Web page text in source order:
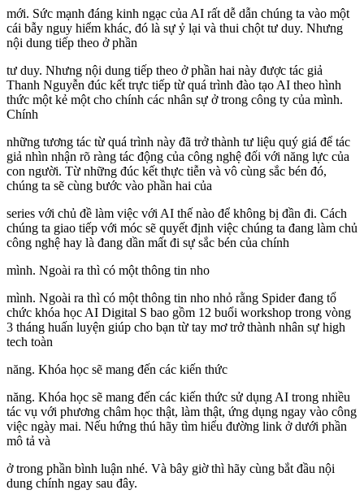
mới. Sức mạnh đáng kinh ngạc của AI rất dễ dẫn chúng ta vào một
cái bẫy nguy hiểm khác, đó là sự ỷ lại và thui chột tư duy. Nhưng
nội dung tiếp theo ở phần
tư duy. Nhưng nội dung tiếp theo ở phần hai này được tác giả
Thanh Nguyễn đúc kết trực tiếp từ quá trình đào tạo AI theo hình
thức một kẻ một cho chính các nhân sự ở trong công ty của mình.
Chính
những tương tác từ quá trình này đã trở thành tư liệu quý giá để tác
giả nhìn nhận rõ ràng tác động của công nghệ đối với năng lực của
con người. Từ những đúc kết thực tiễn và vô cùng sắc bén đó,
chúng ta sẽ cùng bước vào phần hai của
series với chủ đề làm việc với AI thế nào để không bị đần đi. Cách
chúng ta giao tiếp với móc sẽ quyết định việc chúng ta đang làm chủ
công nghệ hay là đang dần mất đi sự sắc bén của chính
mình. Ngoài ra thì có một thông tin nho
mình. Ngoài ra thì có một thông tin nho nhỏ rằng Spider đang tổ
chức khóa học AI Digital S bao gồm 12 buổi workshop trong vòng
3 tháng huấn luyện giúp cho bạn từ tay mơ trở thành nhân sự high
tech toàn
năng. Khóa học sẽ mang đến các kiến thức
năng. Khóa học sẽ mang đến các kiến thức sử dụng AI trong nhiều
tác vụ với phương châm học thật, làm thật, ứng dụng ngay vào công
việc ngày mai. Nếu hứng thú hãy tìm hiểu đường link ở dưới phần
mô tả và
ở trong phần bình luận nhé. Và bây giờ thì hãy cùng bắt đầu nội
dung chính ngay sau đây.